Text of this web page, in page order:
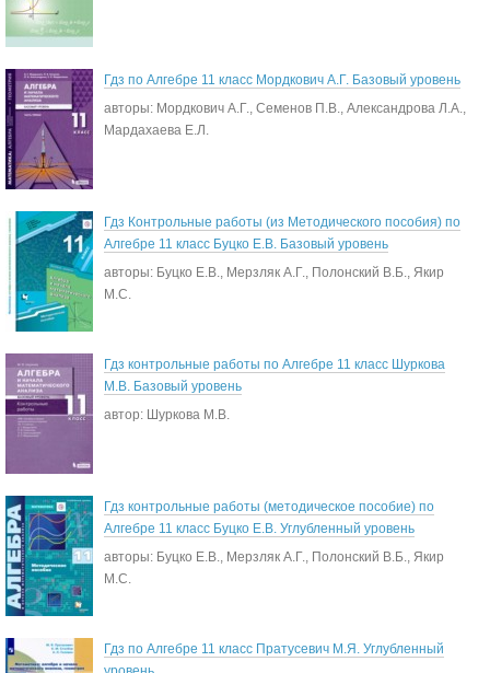
Гдз по Алгебре 11 класс Мордкович А.Г. Базовый уровень
авторы: Мордкович А.Г., Семенов П.В., Александрова Л.А.,
Мардахаева Е.Л.
Гдз Контрольные работы (из Методического пособия) по
Алгебре 11 класс Буцко Е.В. Базовый уровень
авторы: Буцко Е.В., Мерзляк А.Г., Полонский В.Б., Якир
М.С.
Гдз контрольные работы по Алгебре 11 класс Шуркова
М.В. Базовый уровень
автор: Шуркова М.В.
Гдз контрольные работы (методическое пособие) по
Алгебре 11 класс Буцко Е.В. Углубленный уровень
авторы: Буцко Е.В., Мерзляк А.Г., Полонский В.Б., Якир
М.С.
Гдз по Алгебре 11 класс Пратусевич М.Я. Углубленный